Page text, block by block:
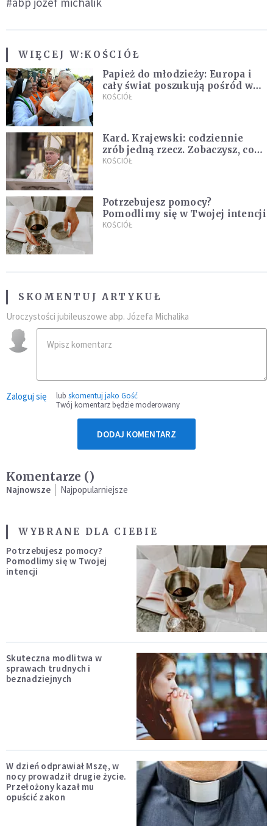
WIĘCEJ W:KOŚCIÓŁ
Papież do młodzieży: Europa i
cały świat poszukują pośród was
nowych świętych
KOŚCIÓŁ
Kard. Krajewski: codziennie
zrób jedną rzecz. Zobaczysz, co
stanie się z twoim życiem
KOŚCIÓŁ
Potrzebujesz pomocy?
Pomodlimy się w Twojej intencji
KOŚCIÓŁ
SKOMENTUJ ARTYKUŁ
Uroczystości jubileuszowe abp. Józefa Michalika
Zaloguj się lub skomentuj jako Gość
Twój komentarz będzie moderowany
DODAJ KOMENTARZ
Komentarze ()
Najnowsze Najpopularniejsze
WYBRANE DLA CIEBIE
Potrzebujesz pomocy?
Pomodlimy się w Twojej
intencji
Skuteczna modlitwa w
sprawach trudnych i
beznadziejnych
W dzień odprawiał Mszę, w
nocy prowadził drugie życie.
Przełożony kazał mu
opuścić zakon